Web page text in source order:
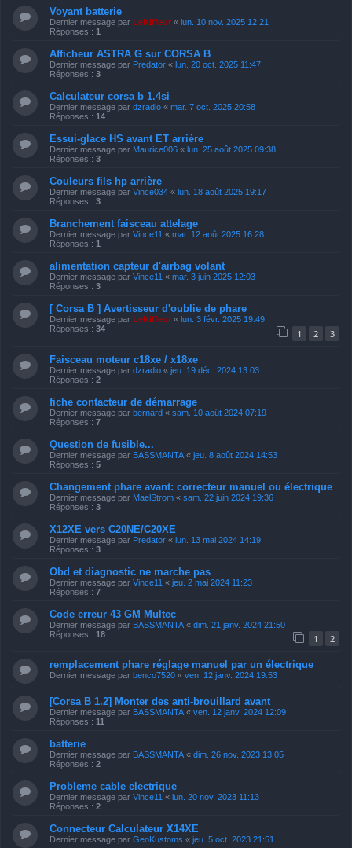
Voyant batterie
Dernier message par LeKiffeur « lun. 10 nov. 2025 12:21
Réponses : 1
Afficheur ASTRA G sur CORSA B
Dernier message par Predator « lun. 20 oct. 2025 11:47
Réponses : 3
Calculateur corsa b 1.4si
Dernier message par dzradio « mar. 7 oct. 2025 20:58
Réponses : 14
Essui-glace HS avant ET arrière
Dernier message par Maurice006 « lun. 25 août 2025 09:38
Réponses : 3
Couleurs fils hp arrière
Dernier message par Vince034 « lun. 18 août 2025 19:17
Réponses : 3
Branchement faisceau attelage
Dernier message par Vince11 « mar. 12 août 2025 16:28
Réponses : 1
alimentation capteur d'airbag volant
Dernier message par Vince11 « mar. 3 juin 2025 12:03
Réponses : 3
[ Corsa B ] Avertisseur d'oublie de phare
Dernier message par LeKiffeur « lun. 3 févr. 2025 19:49
Réponses : 34 1 2 3
Faisceau moteur c18xe / x18xe
Dernier message par dzradio « jeu. 19 déc. 2024 13:03
Réponses : 2
fiche contacteur de démarrage
Dernier message par bernard « sam. 10 août 2024 07:19
Réponses : 7
Question de fusible...
Dernier message par BASSMANTA « jeu. 8 août 2024 14:53
Réponses : 5
Changement phare avant: correcteur manuel ou électrique
Dernier message par MaelStrom « sam. 22 juin 2024 19:36
Réponses : 3
X12XE vers C20NE/C20XE
Dernier message par Predator « lun. 13 mai 2024 14:19
Réponses : 3
Obd et diagnostic ne marche pas
Dernier message par Vince11 « jeu. 2 mai 2024 11:23
Réponses : 7
Code erreur 43 GM Multec
Dernier message par BASSMANTA « dim. 21 janv. 2024 21:50
Réponses : 18 1 2
remplacement phare réglage manuel par un électrique
Dernier message par benco7520 « ven. 12 janv. 2024 19:53
[Corsa B 1.2] Monter des anti-brouillard avant
Dernier message par BASSMANTA « ven. 12 janv. 2024 12:09
Réponses : 11
batterie
Dernier message par BASSMANTA « dim. 26 nov. 2023 13:05
Réponses : 2
Probleme cable electrique
Dernier message par Vince11 « lun. 20 nov. 2023 11:13
Réponses : 2
Connecteur Calculateur X14XE
Dernier message par GeoKustoms « jeu. 5 oct. 2023 21:51